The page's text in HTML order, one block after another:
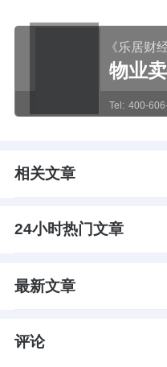
《乐居财
物业
Tel: 400-
相关文章
24小时热门文章
最新文章
评论